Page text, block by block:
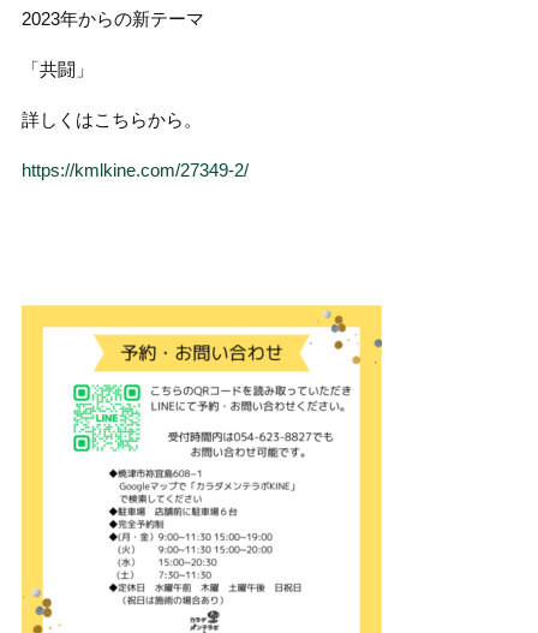
2023年からの新テーマ
「共闘」
詳しくはこちらから。
https://kmlkine.com/27349-2/